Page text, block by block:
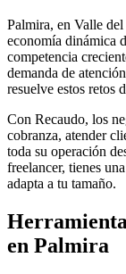
Palmira, en Valle
economía dinámica
competencia
demanda de
resuelve estos retos
Con Recaudo, los
cobranza, atender
toda su operación
freelancer, tienes
adapta a tu tamaño.
en Palmira